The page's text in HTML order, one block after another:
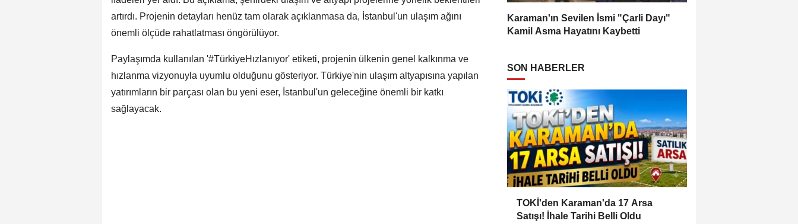
artırdı. Projenin detayları henüz tam olarak açıklanmasa da, İstanbul'un ulaşım ağını
önemli ölçüde rahatlatması öngörülüyor.
Paylaşımda kullanılan '#TürkiyeHızlanıyor' etiketi, projenin ülkenin genel kalkınma ve
hızlanma vizyonuyla uyumlu olduğunu gösteriyor. Türkiye'nin ulaşım altyapısına yapılan
yatırımların bir parçası olan bu yeni eser, İstanbul'un geleceğine önemli bir katkı
sağlayacak.
Karaman'ın Sevilen İsmi "Çarli Dayı"
Kamil Asma Hayatını Kaybetti
SON HABERLER
TOKİ'den Karaman'da 17 Arsa
Satışı! İhale Tarihi Belli Oldu